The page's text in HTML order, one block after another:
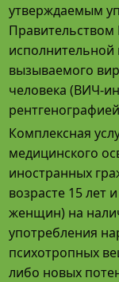
утверждаемым
исполнительной
вызываемого
человека (ВИЧ-
рентгенографией
Комплексная
медицинского
иностранных
возрасте 15 лет
женщин) на
употребления
психотропных
либо новых